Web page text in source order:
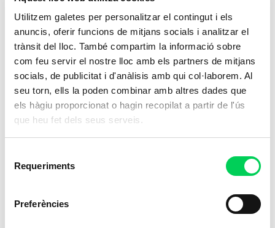
Utilitzem galetes per personalitzar el contingut i els
anuncis, oferir funcions de mitjans socials i analitzar el
trànsit del lloc. També compartim la informació sobre
com feu servir el nostre lloc amb els partners de mitjans
socials, de publicitat i d'anàlisis amb qui col·laborem. Al
seu torn, ells la poden combinar amb altres dades que
els hàgiu proporcionat o hagin recopilat a partir de l'ús
que heu fet dels seus serveis.
Requeriments
Preferències
que millor encaixen amb la posició i la
cultura de l’empresa.
Posem en contacte empresa i
candidats
Et presentem una selecció de perfils i
facilitem la connexió directa perquè
pugueu entrevistar i incorporar el/la